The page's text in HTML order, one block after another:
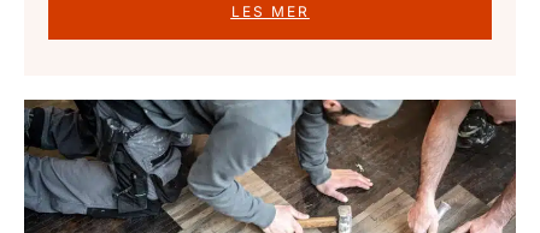
LES MER